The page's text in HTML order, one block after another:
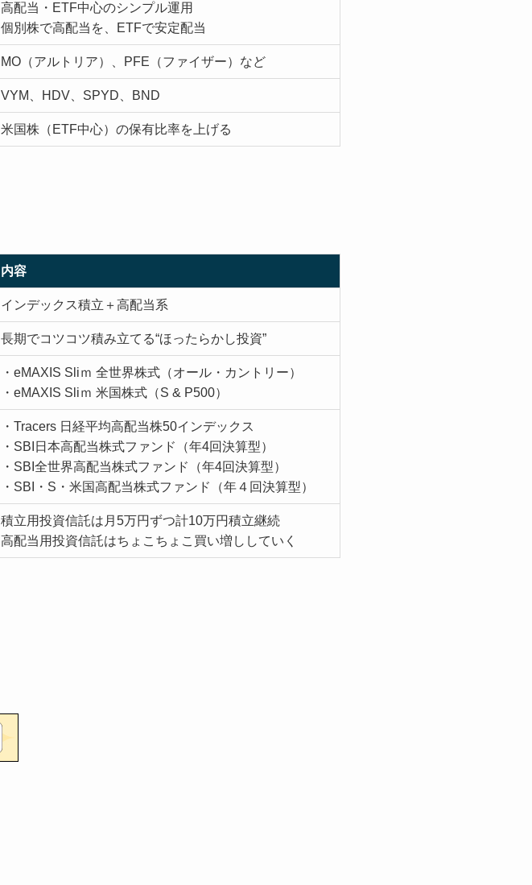
高配当・ETF中心のシンプル運用
個別株で高配当を、ETFで安定配当
MO（アルトリア）、PFE（ファイザー）など
VYM、HDV、SPYD、BND
米国株（ETF中心）の保有比率を上げる
内容
インデックス積立＋高配当系
長期でコツコツ積み立てる“ほったらかし投資”
・eMAXIS Sliｍ 全世界株式（オール・カントリー）
・eMAXIS Sliｍ 米国株式（S & P500）
・Tracers 日経平均高配当株50インデックス
・SBI日本高配当株式ファンド（年4回決算型）
・SBI全世界高配当株式ファンド（年4回決算型）
・SBI・S・米国高配当株式ファンド（年４回決算型）
積立用投資信託は月5万円ずつ計10万円積立継続
高配当用投資信託はちょこちょこ買い増ししていく